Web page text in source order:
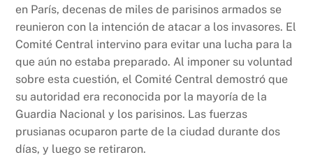
en París, decenas de miles de parisinos armados se
reunieron con la intención de atacar a los invasores. El
Comité Central intervino para evitar una lucha para la
que aún no estaba preparado. Al imponer su voluntad
sobre esta cuestión, el Comité Central demostró que
su autoridad era reconocida por la mayoría de la
Guardia Nacional y los parisinos. Las fuerzas
prusianas ocuparon parte de la ciudad durante dos
días, y luego se retiraron.